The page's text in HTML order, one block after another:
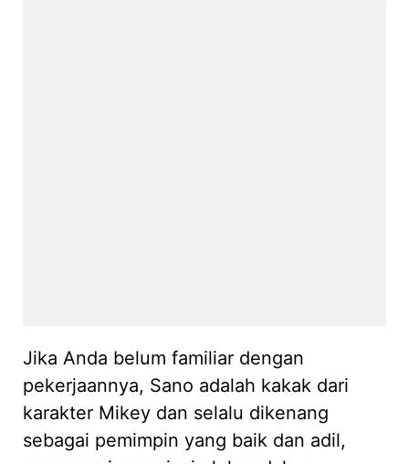
Jika Anda belum familiar dengan
pekerjaannya, Sano adalah kakak dari
karakter Mikey dan selalu dikenang
sebagai pemimpin yang baik dan adil,